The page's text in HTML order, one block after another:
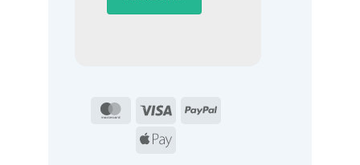
MasterCard
Visa
PayPal
Apple